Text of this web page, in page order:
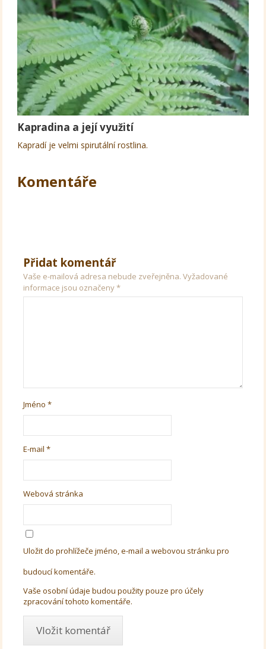
Kapradina a její využití
Kapradí je velmi spirutální rostlina.
Komentáře
Přidat komentář
Vaše e-mailová adresa nebude zveřejněna. Vyžadované
informace jsou označeny*
Jméno*
E-mail*
Webová stránka
Uložit do prohlížeče jméno, e-mail a webovou stránku pro
budoucí komentáře.
Vaše osobní údaje budou použity pouze pro účely
zpracování tohoto komentáře.